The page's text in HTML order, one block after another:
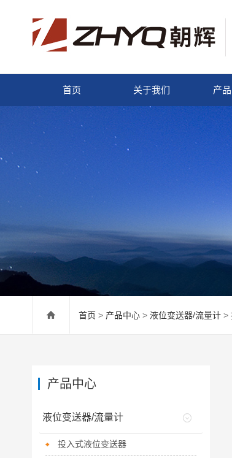
首页 关于我们 产
首页 > 产品中心 > 液位变送器/流量计 >
产品中心
液位变送器/流量计
投入式液位变送器